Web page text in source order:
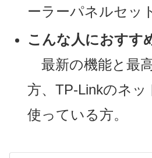
ーラーパネルセッ
こんな人におすす
最新の機能と最
方、TP-Linkのネッ
使っている方。